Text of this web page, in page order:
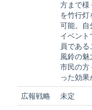
方まで様
を竹行
可能。自
イベント
員であ
風鈴の魅
市民の方
った効果
広報戦略 未定